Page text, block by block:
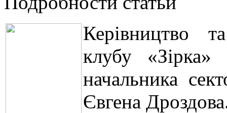
Керівництво
клубу
начальника
Євгена